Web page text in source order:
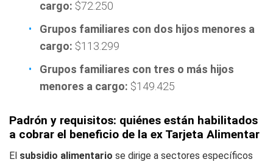
cargo: $72.250
Grupos familiares con dos hijos menores a
cargo: $113.299
Grupos familiares con tres o más hijos
menores a cargo: $149.425
Padrón y requisitos: quiénes están habilitados
a cobrar el beneficio de la ex Tarjeta Alimentar
El subsidio alimentario se dirige a sectores específicos